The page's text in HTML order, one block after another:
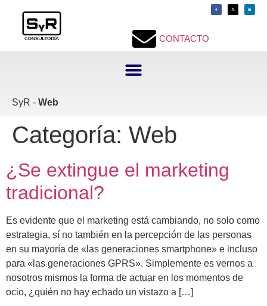
CONTACTO
SyR - Web
Categoría: Web
¿Se extingue el marketing
tradicional?
Es evidente que el marketing está cambiando, no solo como
estrategia, sí no también en la percepción de las personas
en su mayoría de «las generaciones smartphone» e incluso
para «las generaciones GPRS». Simplemente es vernos a
nosotros mismos la forma de actuar en los momentos de
ocio, ¿quién no hay echado un vistazo a […]